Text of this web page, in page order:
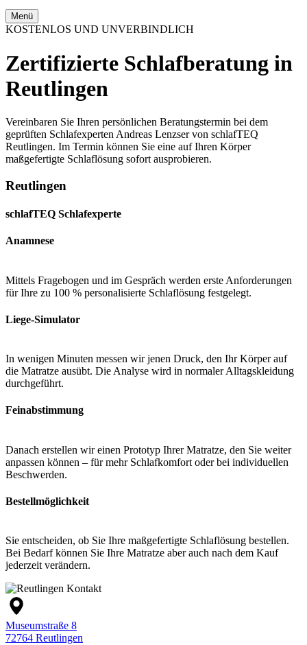
Menü
KOSTENLOS UND UNVERBINDLICH
Zertifizierte Schlafberatung in
Reutlingen
Vereinbaren Sie Ihren persönlichen Beratungstermin bei dem
geprüften Schlafexperten Andreas Lenzser von schlafTEQ
Reutlingen. Im Termin können Sie eine auf Ihren Körper
maßgefertigte Schlaflösung sofort ausprobieren.
Reutlingen
schlafTEQ Schlafexperte
Anamnese
Mittels Fragebogen und im Gespräch werden erste Anforderungen
für Ihre zu 100 % personalisierte Schlaflösung festgelegt.
Liege-Simulator
In wenigen Minuten messen wir jenen Druck, den Ihr Körper auf
die Matratze ausübt. Die Analyse wird in normaler Alltagskleidung
durchgeführt.
Feinabstimmung
Danach erstellen wir einen Prototyp Ihrer Matratze, den Sie weiter
anpassen können – für mehr Schlafkomfort oder bei individuellen
Beschwerden.
Bestellmöglichkeit
Sie entscheiden, ob Sie Ihre maßgefertigte Schlaflösung bestellen.
Bei Bedarf können Sie Ihre Matratze aber auch nach dem Kauf
jederzeit verändern.
Kontakt
Museumstraße 8
72764 Reutlingen